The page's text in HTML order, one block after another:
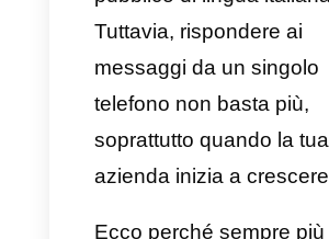
WhatsApp è
canale di vendita
per i clienti